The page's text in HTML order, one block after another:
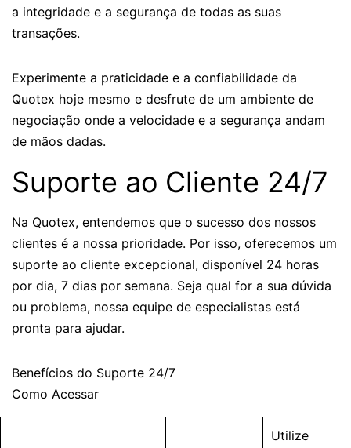
a integridade e a segurança de todas as suas
transações.
Experimente a praticidade e a confiabilidade da
Quotex hoje mesmo e desfrute de um ambiente de
negociação onde a velocidade e a segurança andam
de mãos dadas.
Suporte ao Cliente 24/7
Na Quotex, entendemos que o sucesso dos nossos
clientes é a nossa prioridade. Por isso, oferecemos um
suporte ao cliente excepcional, disponível 24 horas
por dia, 7 dias por semana. Seja qual for a sua dúvida
ou problema, nossa equipe de especialistas está
pronta para ajudar.
Benefícios do Suporte 24/7
Como Acessar
Utilize